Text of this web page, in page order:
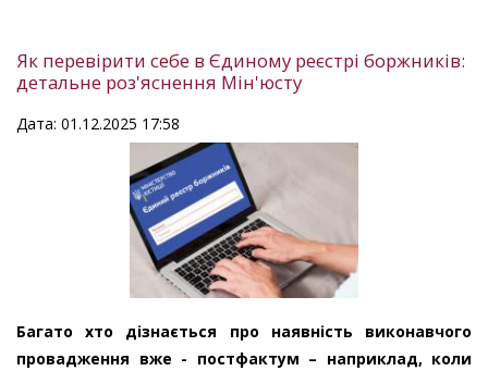
Як перевірити себе в Єдиному реєстрі боржників:
детальне роз'яснення Мін'юсту
Дата: 01.12.2025 17:58
Багато хто дізнається про наявність виконавчого
провадження вже - постфактум – наприклад, коли